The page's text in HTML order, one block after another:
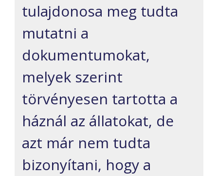
tulajdonosa meg tudta
mutatni a
dokumentumokat,
melyek szerint
törvényesen tartotta a
háznál az állatokat, de
azt már nem tudta
bizonyítani, hogy a